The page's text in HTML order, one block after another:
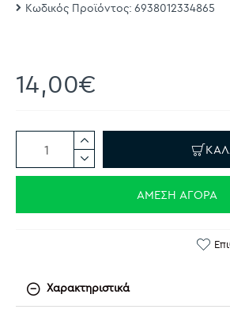
Κωδικός Προϊόντος: 6938012334865
14,00€
ΆΜΕΣΗ ΑΓΟΡΆ
Χαρακτηριστικά